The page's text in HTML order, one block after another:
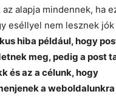
alapja mindennek, ha
eséllyel nem lesznek jók
hiba például, hogy
meg, pedig a post
és az a célunk, hogy
a weboldalunkra